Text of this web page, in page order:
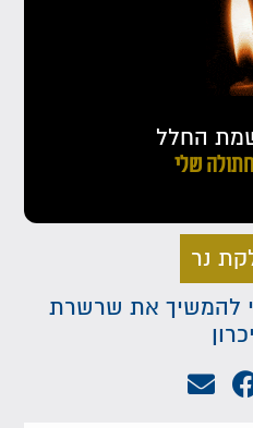
החלל
שלי
נר
להמשיך את שרשרת